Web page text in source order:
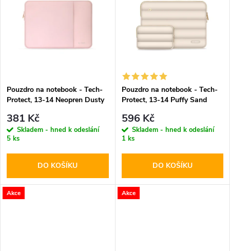
Pouzdro na notebook - Tech-
Protect, 13-14 Neopren Dusty
381 Kč
Skladem - hned k odeslání
5 ks
DO KOŠÍKU
Pouzdro na notebook - Tech-
Protect, 13-14 Puffy Sand
596 Kč
Skladem - hned k odeslání
1 ks
DO KOŠÍKU
Akce Akce